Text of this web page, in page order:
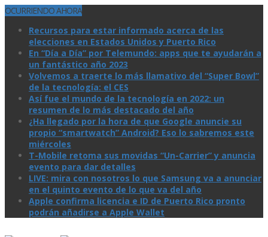
OCURRIENDO AHORA
Recursos para estar informado acerca de las
elecciones en Estados Unidos y Puerto Rico
En “Día a Día” por Telemundo: apps que te ayudarán a
un fantástico año 2023
Volvemos a traerte lo más llamativo del “Super Bowl”
de la tecnologí­a: el CES
Así­ fue el mundo de la tecnologí­a en 2022: un
resumen de lo más destacado del año
¿Ha llegado por la hora de que Google anuncie su
propio “smartwatch” Android? Eso lo sabremos este
miércoles
T-Mobile retoma sus movidas “Un-Carrier” y anuncia
evento para dar detalles
LIVE: mira con nosotros lo que Samsung va a anunciar
en el quinto evento de lo que va del año
Apple confirma licencia e ID de Puerto Rico pronto
podrán añadirse a Apple Wallet